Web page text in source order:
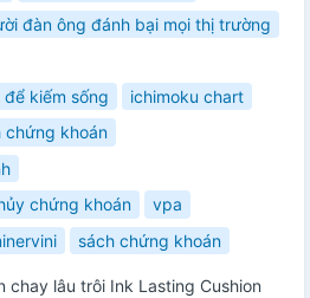
đàn ông đánh bại mọi thị trường
kiếm sống
ichimoku chart
chứng khoán
chứng khoán
vpa
sách chứng khoán
chay lâu trôi Ink Lasting Cushion